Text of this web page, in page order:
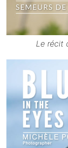
Le récit